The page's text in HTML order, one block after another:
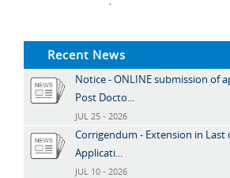
Recent News
Notice - ONLINE submission of
Post Docto...
JUL 25 - 2026
Corrigendum - Extension in Last
Applicati...
JUL 10 - 2026